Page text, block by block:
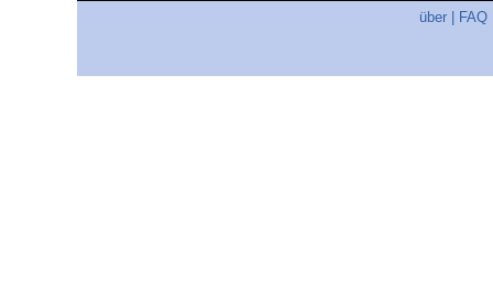
über FAQ